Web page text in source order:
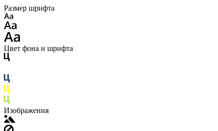
Размер шрифта
Цвет фона и шрифта
Изображения